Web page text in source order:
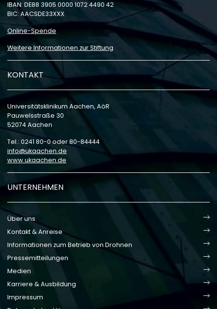
IBAN: DE88 3905 0000 1072 4490 42
BIC: AACSDE33XXX
Online-Spende
Weitere Informationen zur Stiftung
KONTAKT
Universitätsklinikum Aachen, AöR
Pauwelsstraße 30
52074 Aachen
Tel.: 0241 80-0 oder 80-84444
info
ukaachen de
www.ukaachen.de
UNTERNEHMEN
Über uns
Kontakt & Anreise
Informationen zum Betrieb von Drohnen
Pressemitteilungen
Medien
Karriere & Ausbildung
Impressum